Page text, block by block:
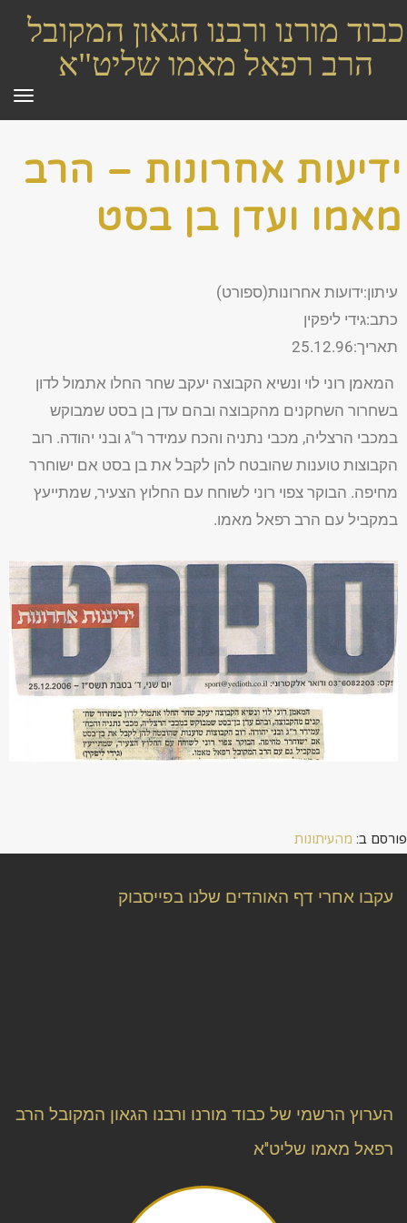
כבוד מורנו ורבנו הגאון המקובל
הרב רפאל מאמו שליט"א
ידיעות אחרונות – הרב
מאמו ועדן בן בסט
עיתון:ידועות אחרונות(ספורט)
כתב:גידי ליפקין
תאריך:25.12.96
המאמן רוני לוי ונשיא הקבוצה יעקב שחר החלו אתמול לדון
בשחרור השחקנים מהקבוצה ובהם עדן בן בסט שמבוקש
במכבי הרצליה, מכבי נתניה והכח עמידר ר"ג ובני יהודה. רוב
הקבוצות טוענות שהובטח להן לקבל את בן בסט אם ישוחרר
מחיפה. הבוקר צפוי רוני לשוחח עם החלוץ הצעיר, שמתייעץ
במקביל עם הרב רפאל מאמו.
פורסם ב: מהעיתונות
עקבו אחרי דף האוהדים שלנו בפייסבוק
הערוץ הרשמי של כבוד מורנו ורבנו הגאון המקובל הרב
רפאל מאמו שליט"א